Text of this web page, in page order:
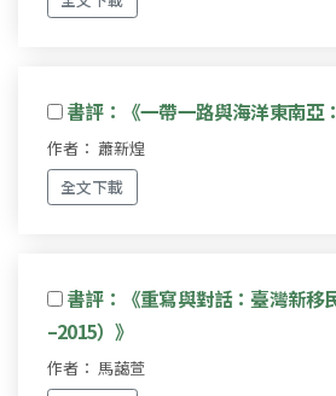
書評：《一帶一路與海洋東南亞
作者： 蕭新煌
全文下載
書評：《重寫與對話：臺灣新移
–2015）》
作者： 馬藹萱